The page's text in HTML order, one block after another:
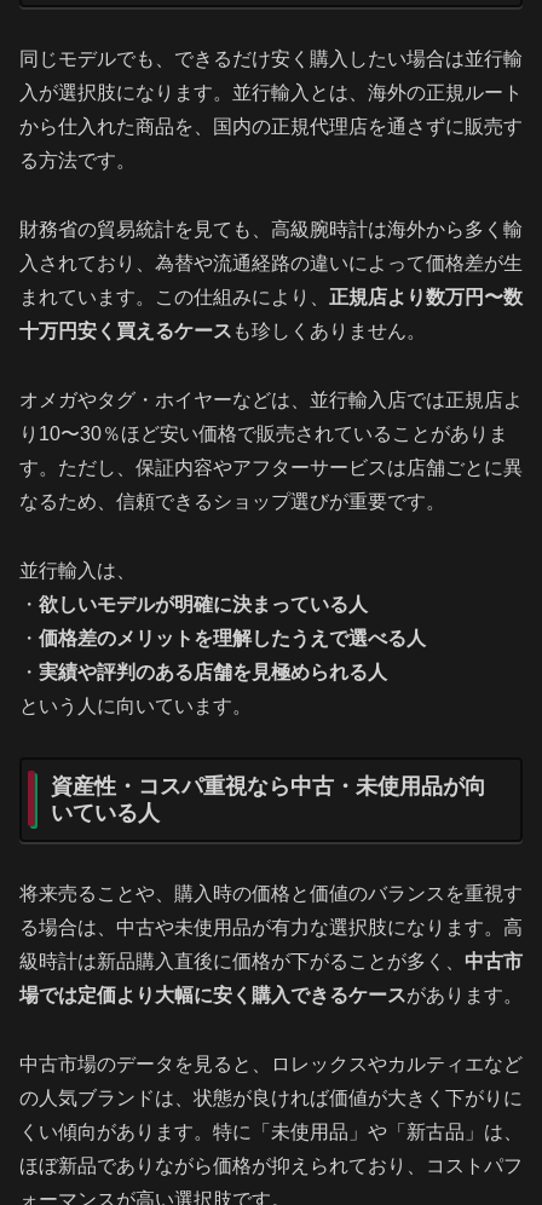
同じモデルでも、できるだけ安く購入したい場合は並行輸
入が選択肢になります。並行輸入とは、海外の正規ルート
から仕入れた商品を、国内の正規代理店を通さずに販売す
る方法です。
財務省の貿易統計を見ても、高級腕時計は海外から多く輸
入されており、為替や流通経路の違いによって価格差が生
まれています。この仕組みにより、 正規店より数万円〜数
十万円安く買えるケース も珍しくありません。
オメガやタグ・ホイヤーなどは、並行輸入店では正規店よ
り10〜30％ほど安い価格で販売されていることがありま
す。ただし、保証内容やアフターサービスは店舗ごとに異
なるため、信頼できるショップ選びが重要です。
並行輸入は、
・ 欲しいモデルが明確に決まっている人
・ 価格差のメリットを理解したうえで選べる人
・ 実績や評判のある店舗を見極められる人
という人に向いています。
資産性・コスパ重視なら中古・未使用品が向
いている人
将来売ることや、購入時の価格と価値のバランスを重視す
る場合は、中古や未使用品が有力な選択肢になります。高
級時計は新品購入直後に価格が下がることが多く、 中古市
場では定価より大幅に安く購入できるケースがあります。
中古市場のデータを見ると、ロレックスやカルティエなど
の人気ブランドは、状態が良ければ価値が大きく下がりに
くい傾向があります。特に「未使用品」や「新古品」は、
ほぼ新品でありながら価格が抑えられており、コストパフ
ォーマンスが高い選択肢です。